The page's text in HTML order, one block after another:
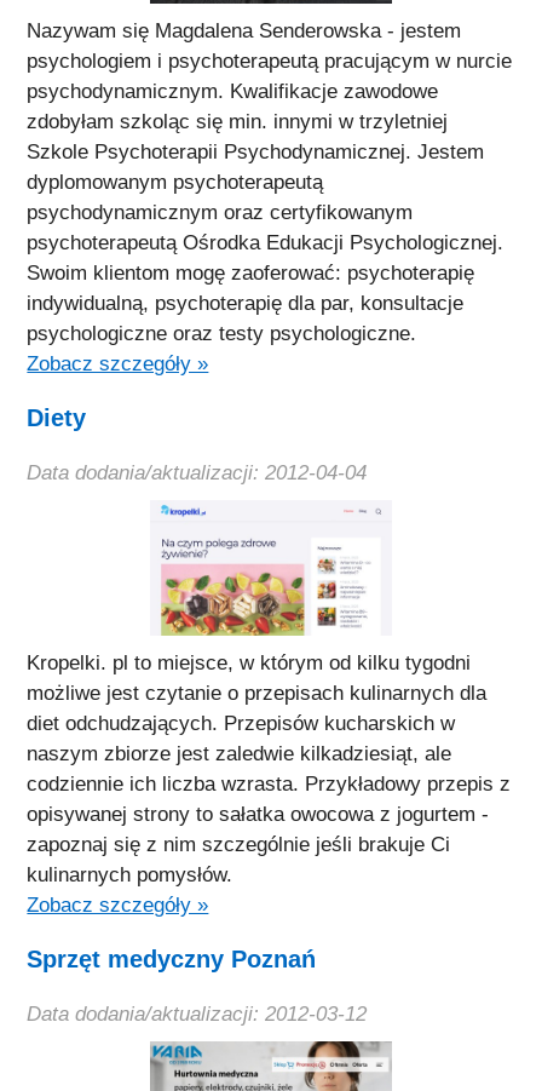
Nazywam się Magdalena Senderowska - jestem
psychologiem i psychoterapeutą pracującym w nurcie
psychodynamicznym. Kwalifikacje zawodowe
zdobyłam szkoląc się min. innymi w trzyletniej
Szkole Psychoterapii Psychodynamicznej. Jestem
dyplomowanym psychoterapeutą
psychodynamicznym oraz certyfikowanym
psychoterapeutą Ośrodka Edukacji Psychologicznej.
Swoim klientom mogę zaoferować: psychoterapię
indywidualną, psychoterapię dla par, konsultacje
psychologiczne oraz testy psychologiczne.
Zobacz szczegóły »
Diety
Data dodania/aktualizacji: 2012-04-04
Kropelki. pl to miejsce, w którym od kilku tygodni
możliwe jest czytanie o przepisach kulinarnych dla
diet odchudzających. Przepisów kucharskich w
naszym zbiorze jest zaledwie kilkadziesiąt, ale
codziennie ich liczba wzrasta. Przykładowy przepis z
opisywanej strony to sałatka owocowa z jogurtem -
zapoznaj się z nim szczególnie jeśli brakuje Ci
kulinarnych pomysłów.
Zobacz szczegóły »
Sprzęt medyczny Poznań
Data dodania/aktualizacji: 2012-03-12